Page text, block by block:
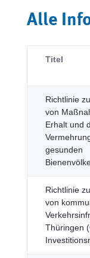
Alle
Titel
Richtlinie
von
Erhalt und
gesunden
Richtlinie
von
Thüringen